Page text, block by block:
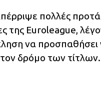
πολλές
της Euroleague,
να προσπαθήσει
δρόμο των τίτλων.